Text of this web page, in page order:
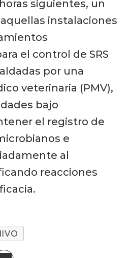
siguientes, un
instalaciones
el control de SRS
por una
veterinaria (PMV),
bajo
el registro de
e
al
reacciones